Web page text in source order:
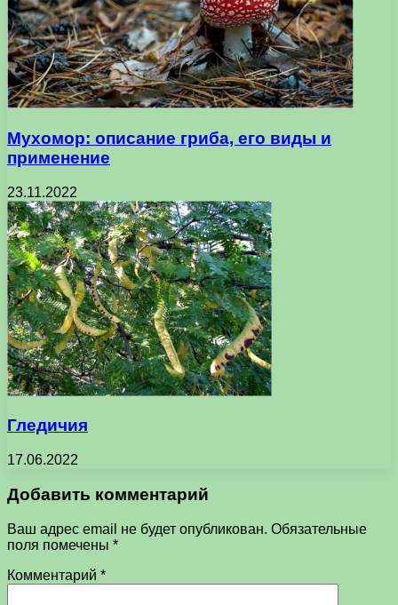
Мухомор: описание гриба, его виды и
применение
23.11.2022
Гледичия
17.06.2022
Добавить комментарий
Ваш адрес email не будет опубликован. Обязательные
поля помечены *
Комментарий *